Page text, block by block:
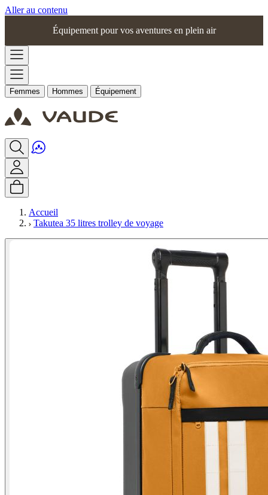
Aller au contenu
Équipement pour vos aventures en plein air
Femmes Hommes Équipement
Accueil
Takutea 35 litres trolley de voyage